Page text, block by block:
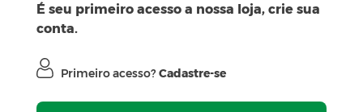
É seu primeiro acesso a nossa loja, crie sua
conta.
Primeiro acesso? Cadastre-se